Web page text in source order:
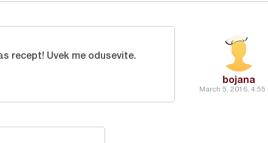
bojana
March 5, 2016, 4:55
recept! Uvek me odusevite.